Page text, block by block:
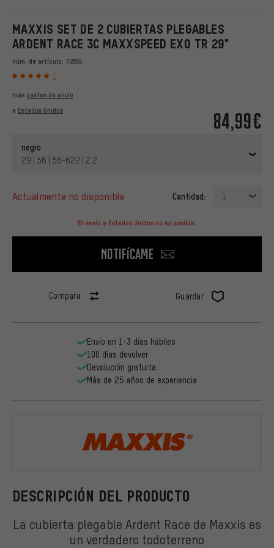
MAXXIS SET DE 2 CUBIERTAS PLEGABLES
ARDENT RACE 3C MAXXSPEED EXO TR 29"
núm. de artículo: 72655
1
84,99€
más gastos de envío
a Estados Unidos
negro
29 | 56 | 56-622 | 2.2
actualmente no disponible Cantidad: 1
El envío a Estados Unidos no es posible.
Notifícame
Compara Guardar
DESCRIPCIÓN DEL PRODUCTO
La cubierta plegable Ardent Race de Maxxis es
un verdadero todoterreno
Envío en 1-3 días hábiles
100 días devolver
Devolución gratuita
Más de 25 años de experiencia